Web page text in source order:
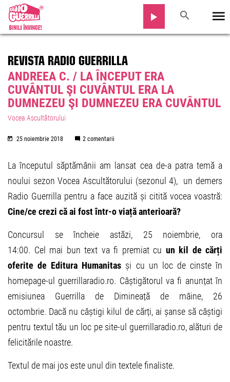
REVISTA RADIO GUERRILLA
ANDREEA C. / LA ÎNCEPUT ERA
CUVÂNTUL ŞI CUVÂNTUL ERA LA
DUMNEZEU ŞI DUMNEZEU ERA CUVÂNTUL
Vocea Ascultătorului
25 noiembrie 2018 2 comentarii
La începutul săptămânii am lansat cea de-a patra temă a
noului sezon Vocea Ascultătorului (sezonul 4), un demers
Radio Guerrilla pentru a face auzită și citită vocea voastră:
Cine/ce crezi că ai fost într-o viață anterioară?
Concursul se încheie astăzi, 25 noiembrie, ora
14:00. Cel mai bun text va fi premiat cu un kil de cărți
oferite de Editura Humanitas și cu un loc de cinste în
homepage-ul guerrillaradio.ro. Câștigătorul va fi anunțat în
emisiunea Guerrilla de Dimineață de mâine, 26
octombrie. Dacă nu câștigi kilul de cărți, ai șanse să câștigi
pentru textul tău un loc pe site-ul guerrillaradio.ro, alături de
felicitările noastre.
Textul de mai jos este unul din textele finaliste.